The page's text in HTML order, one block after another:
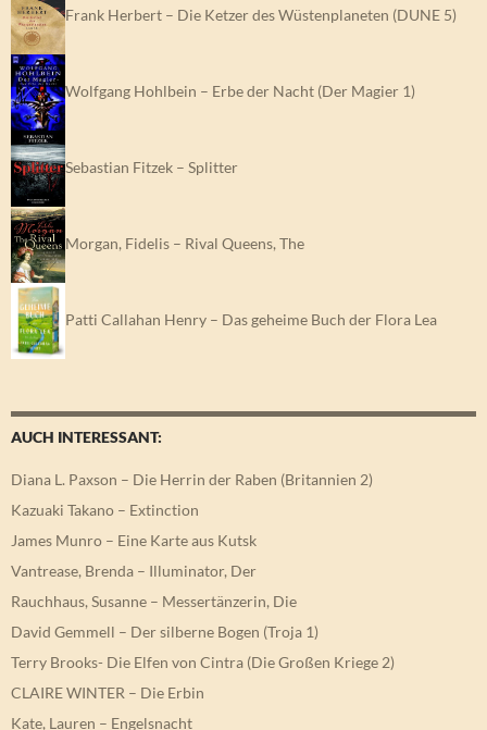
Frank Herbert – Die Ketzer des Wüstenplaneten (DUNE 5)
Wolfgang Hohlbein – Erbe der Nacht (Der Magier 1)
Sebastian Fitzek – Splitter
Morgan, Fidelis – Rival Queens, The
Patti Callahan Henry – Das geheime Buch der Flora Lea
AUCH INTERESSANT:
Diana L. Paxson – Die Herrin der Raben (Britannien 2)
Kazuaki Takano – Extinction
James Munro – Eine Karte aus Kutsk
Vantrease, Brenda – Illuminator, Der
Rauchhaus, Susanne – Messertänzerin, Die
David Gemmell – Der silberne Bogen (Troja 1)
Terry Brooks- Die Elfen von Cintra (Die Großen Kriege 2)
CLAIRE WINTER – Die Erbin
Kate, Lauren – Engelsnacht